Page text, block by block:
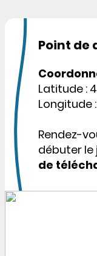
Point de
Latitude :
Longitude
Rendez-
débuter le
de